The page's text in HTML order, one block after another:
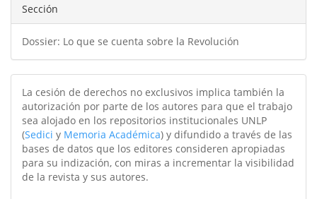
Sección
Dossier: Lo que se cuenta sobre la Revolución
La cesión de derechos no exclusivos implica también la
autorización por parte de los autores para que el trabajo
sea alojado en los repositorios institucionales UNLP
(Sedici y Memoria Académica) y difundido a través de las
bases de datos que los editores consideren apropiadas
para su indización, con miras a incrementar la visibilidad
de la revista y sus autores.